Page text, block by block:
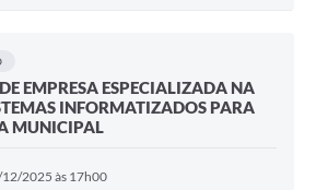
EMPRESA ESPECIALIZADA NA
INFORMATIZADOS PARA
MUNICIPAL
2025 às 17h00